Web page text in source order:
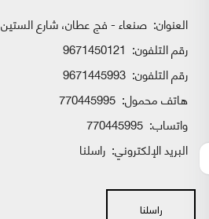
العنوان: صنعاء - فج عطان، شارع الستين
رقم التلفون: 9671450121
رقم التلفون: 9671445993
هاتف محمول: 770445995
واتساب:
البريد الإلكتروني: راسلنا
راسلنا